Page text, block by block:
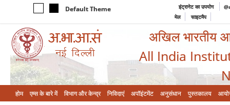
Default Theme इंट्रानेट का उपयोग
मेल
साइटमैप
अखिल भारतीय
All India
होम एम्‍स के बारे में विभाग और केन्‍द्र निविदाएं अपॉइंटमेंट अनुसंधान पुस्तकालय